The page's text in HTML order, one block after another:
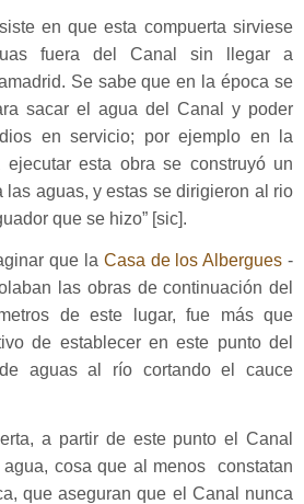
en que esta compuerta sirviese
fuera del Canal sin llegar a
Se sabe que en la época se
sacar el agua del Canal y poder
en servicio; por ejemplo en la
ejecutar esta obra se construyó un
las aguas, y estas se dirigieron al rio
que se hizo” [sic].
que la Casa de los Albergues -
las obras de continuación del
de este lugar, fue más que
de establecer en este punto del
aguas al río cortando el cauce
a partir de este punto el Canal
cosa que al menos constatan
que aseguran que el Canal nunca